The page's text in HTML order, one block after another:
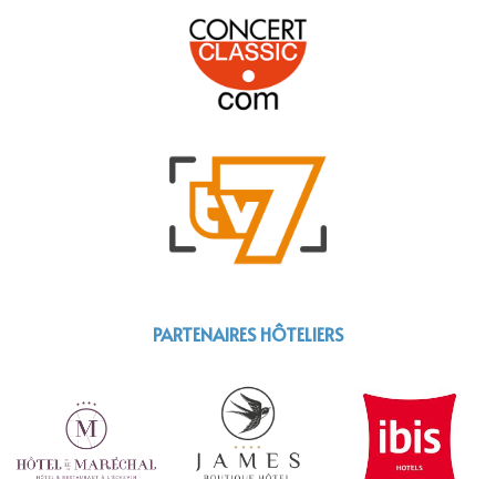
PARTENAIRES HÔTELIERS